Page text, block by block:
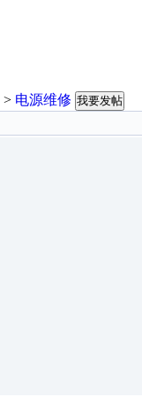
> 电源维修 我要发帖